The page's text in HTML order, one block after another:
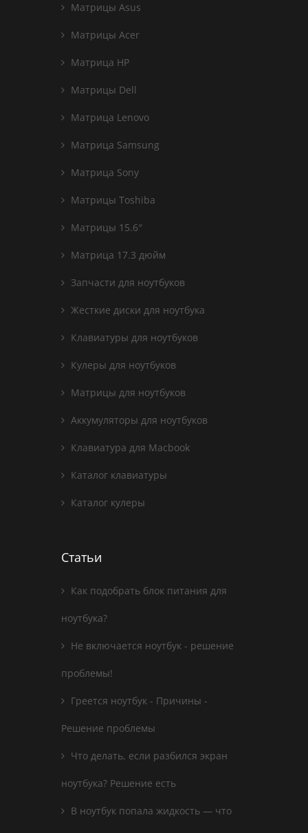
Матрицы Asus
Матрицы Acer
Матрица HP
Матрицы Dell
Матрица Lenovo
Матрица Samsung
Матрица Sony
Матрицы Toshiba
Матрицы 15.6″
Матрица 17.3 дюйм
Запчасти для ноутбуков
Жесткие диски для ноутбука
Клавиатуры для ноутбуков
Кулеры для ноутбуков
Матрицы для ноутбуков
Аккумуляторы для ноутбуков
Клавиатура для Macbook
Каталог клавиатуры
Каталог кулеры
Статьи
Как подобрать блок питания для
ноутбука?
Не включается ноутбук - решение
проблемы!
Греется ноутбук - Причины -
Решение проблемы
Что делать, если разбился экран
ноутбука? Решение есть
В ноутбук попала жидкость — что